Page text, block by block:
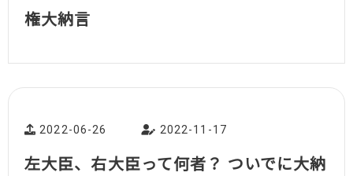
権大納言
2022-06-26 2022-11-17
左大臣、右大臣って何者？ ついでに大納